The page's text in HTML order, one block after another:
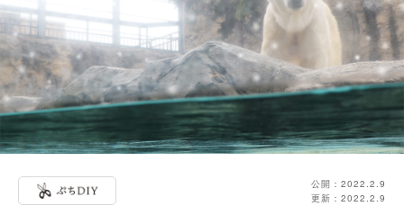
公開：2022.2.9
更新：2022.2.9